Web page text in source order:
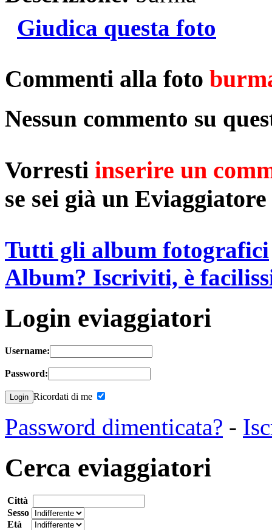
Giudica questa foto
Commenti alla foto
Nessun commento su
Vorresti inserire un
se sei già un Eviaggiatore
Tutti gli album fotografici
Album? Iscriviti, è
Login eviaggiatori
Username:
Password:
Ricordati di me
Password dimenticata? -
Cerca eviaggiatori
Città
Sesso
Età